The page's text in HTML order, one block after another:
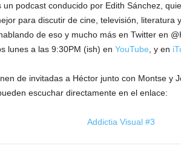
un podcast conducido por Edith Sánchez,
para discutir de cine, televisión, literatura
de eso y mucho más en Twitter en
lunes a las 9:30PM (ish) en YouTube, y en
de invitadas a Héctor junto con Montse y
escuchar directamente en el enlace:
Addictia Visual #3